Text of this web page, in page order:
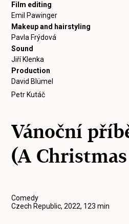
Film editing
Emil Pawinger
Makeup and hairstyling
Pavla Frýdová
Sound
Jiří Klenka
Production
David Blümel
Petr Kutáč
Vánoční
(A
Comedy
Czech Republic, 2022, 123 min